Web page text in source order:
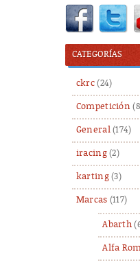
CATEGORÍAS
ckrc(24)
Competición
General(174)
iracing(2)
karting(3)
Marcas (117)
Abarth
Alfa